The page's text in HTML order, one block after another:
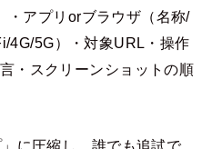
・アプリorブラウザ（名称/
4G/5G）・対象URL・操作
・スクリーンショットの順